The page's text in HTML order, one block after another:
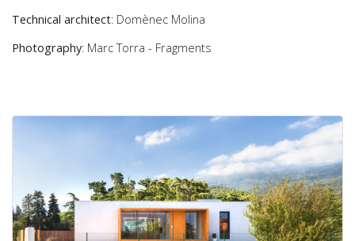
Technical architect: Domènec Molina
Photography: Marc Torra - Fragments